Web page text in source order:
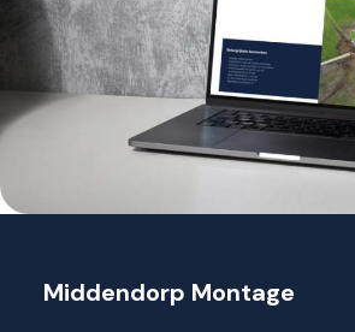
Middendorp Montage